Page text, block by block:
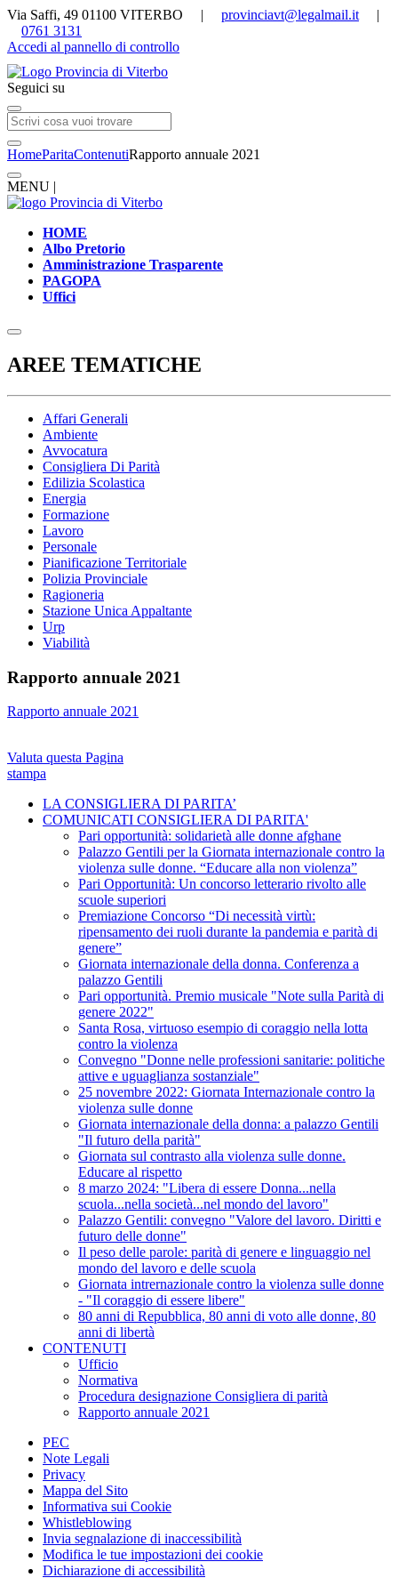
Via Saffi, 49 01100 VITERBO | provinciavt@legalmail.it |
0761 3131
Accedi al pannello di controllo
Seguici su
HomeParitaContenutiRapporto annuale 2021
MENU |
HOME
Albo Pretorio
Amministrazione Trasparente
PAGOPA
Uffici
AREE TEMATICHE
Affari Generali
Ambiente
Avvocatura
Consigliera Di Parità
Edilizia Scolastica
Energia
Formazione
Lavoro
Personale
Pianificazione Territoriale
Polizia Provinciale
Ragioneria
Stazione Unica Appaltante
Urp
Viabilità
Rapporto annuale 2021
Rapporto annuale 2021
Valuta questa Pagina
stampa
LA CONSIGLIERA DI PARITA’
COMUNICATI CONSIGLIERA DI PARITA'
Pari opportunità: solidarietà alle donne afghane
Palazzo Gentili per la Giornata internazionale contro la
violenza sulle donne. “Educare alla non violenza”
Pari Opportunità: Un concorso letterario rivolto alle
scuole superiori
Premiazione Concorso “Di necessità virtù:
ripensamento dei ruoli durante la pandemia e parità di
genere”
Giornata internazionale della donna. Conferenza a
palazzo Gentili
Pari opportunità. Premio musicale "Note sulla Parità di
genere 2022"
Santa Rosa, virtuoso esempio di coraggio nella lotta
contro la violenza
Convegno "Donne nelle professioni sanitarie: politiche
attive e uguaglianza sostanziale"
25 novembre 2022: Giornata Internazionale contro la
violenza sulle donne
Giornata internazionale della donna: a palazzo Gentili
"Il futuro della parità"
Giornata sul contrasto alla violenza sulle donne.
Educare al rispetto
8 marzo 2024: "Libera di essere Donna...nella
scuola...nella società...nel mondo del lavoro"
Palazzo Gentili: convegno "Valore del lavoro. Diritti e
futuro delle donne"
Il peso delle parole: parità di genere e linguaggio nel
mondo del lavoro e delle scuola
Giornata intrernazionale contro la violenza sulle donne
- "Il coraggio di essere libere"
80 anni di Repubblica, 80 anni di voto alle donne, 80
anni di libertà
CONTENUTI
Ufficio
Normativa
Procedura designazione Consigliera di parità
Rapporto annuale 2021
PEC
Note Legali
Privacy
Mappa del Sito
Informativa sui Cookie
Whistleblowing
Invia segnalazione di inaccessibilità
Modifica le tue impostazioni dei cookie
Dichiarazione di accessibilità